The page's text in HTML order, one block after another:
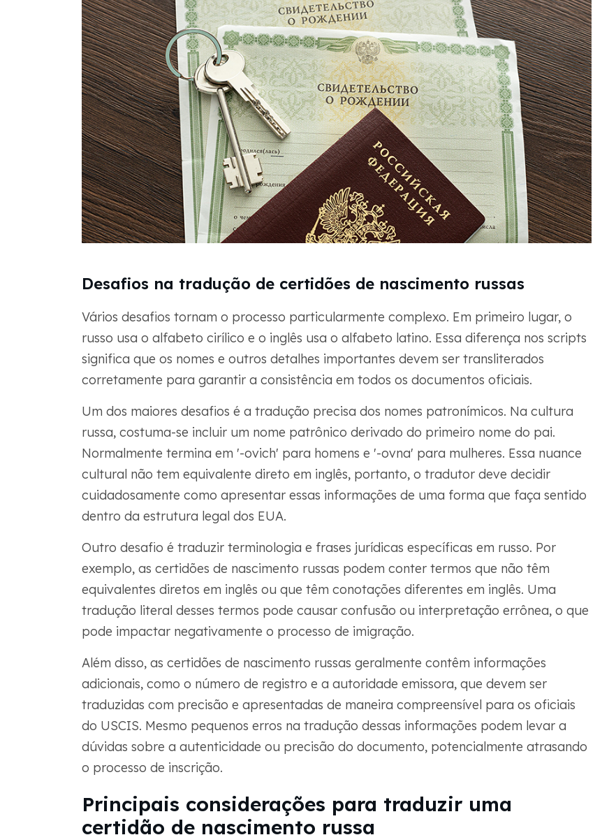
Desafios na tradução de certidões de nascimento russas
Vários desafios tornam o processo particularmente complexo. Em primeiro lugar, o
russo usa o alfabeto cirílico e o inglês usa o alfabeto latino. Essa diferença nos scripts
significa que os nomes e outros detalhes importantes devem ser transliterados
corretamente para garantir a consistência em todos os documentos oficiais.
Um dos maiores desafios é a tradução precisa dos nomes patronímicos. Na cultura
russa, costuma-se incluir um nome patrônico derivado do primeiro nome do pai.
Normalmente termina em '-ovich' para homens e '-ovna' para mulheres. Essa nuance
cultural não tem equivalente direto em inglês, portanto, o tradutor deve decidir
cuidadosamente como apresentar essas informações de uma forma que faça sentido
dentro da estrutura legal dos EUA.
Outro desafio é traduzir terminologia e frases jurídicas específicas em russo. Por
exemplo, as certidões de nascimento russas podem conter termos que não têm
equivalentes diretos em inglês ou que têm conotações diferentes em inglês. Uma
tradução literal desses termos pode causar confusão ou interpretação errônea, o que
pode impactar negativamente o processo de imigração.
Além disso, as certidões de nascimento russas geralmente contêm informações
adicionais, como o número de registro e a autoridade emissora, que devem ser
traduzidas com precisão e apresentadas de maneira compreensível para os oficiais
do USCIS. Mesmo pequenos erros na tradução dessas informações podem levar a
dúvidas sobre a autenticidade ou precisão do documento, potencialmente atrasando
o processo de inscrição.
Principais considerações para traduzir uma
certidão de nascimento russa